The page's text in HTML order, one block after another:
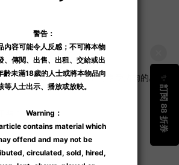
刺激在陰莖表面爬行。
丘也佈置得滿滿，可以充分享受擠肉的感
裝 1 件。
可重覆多次使用。